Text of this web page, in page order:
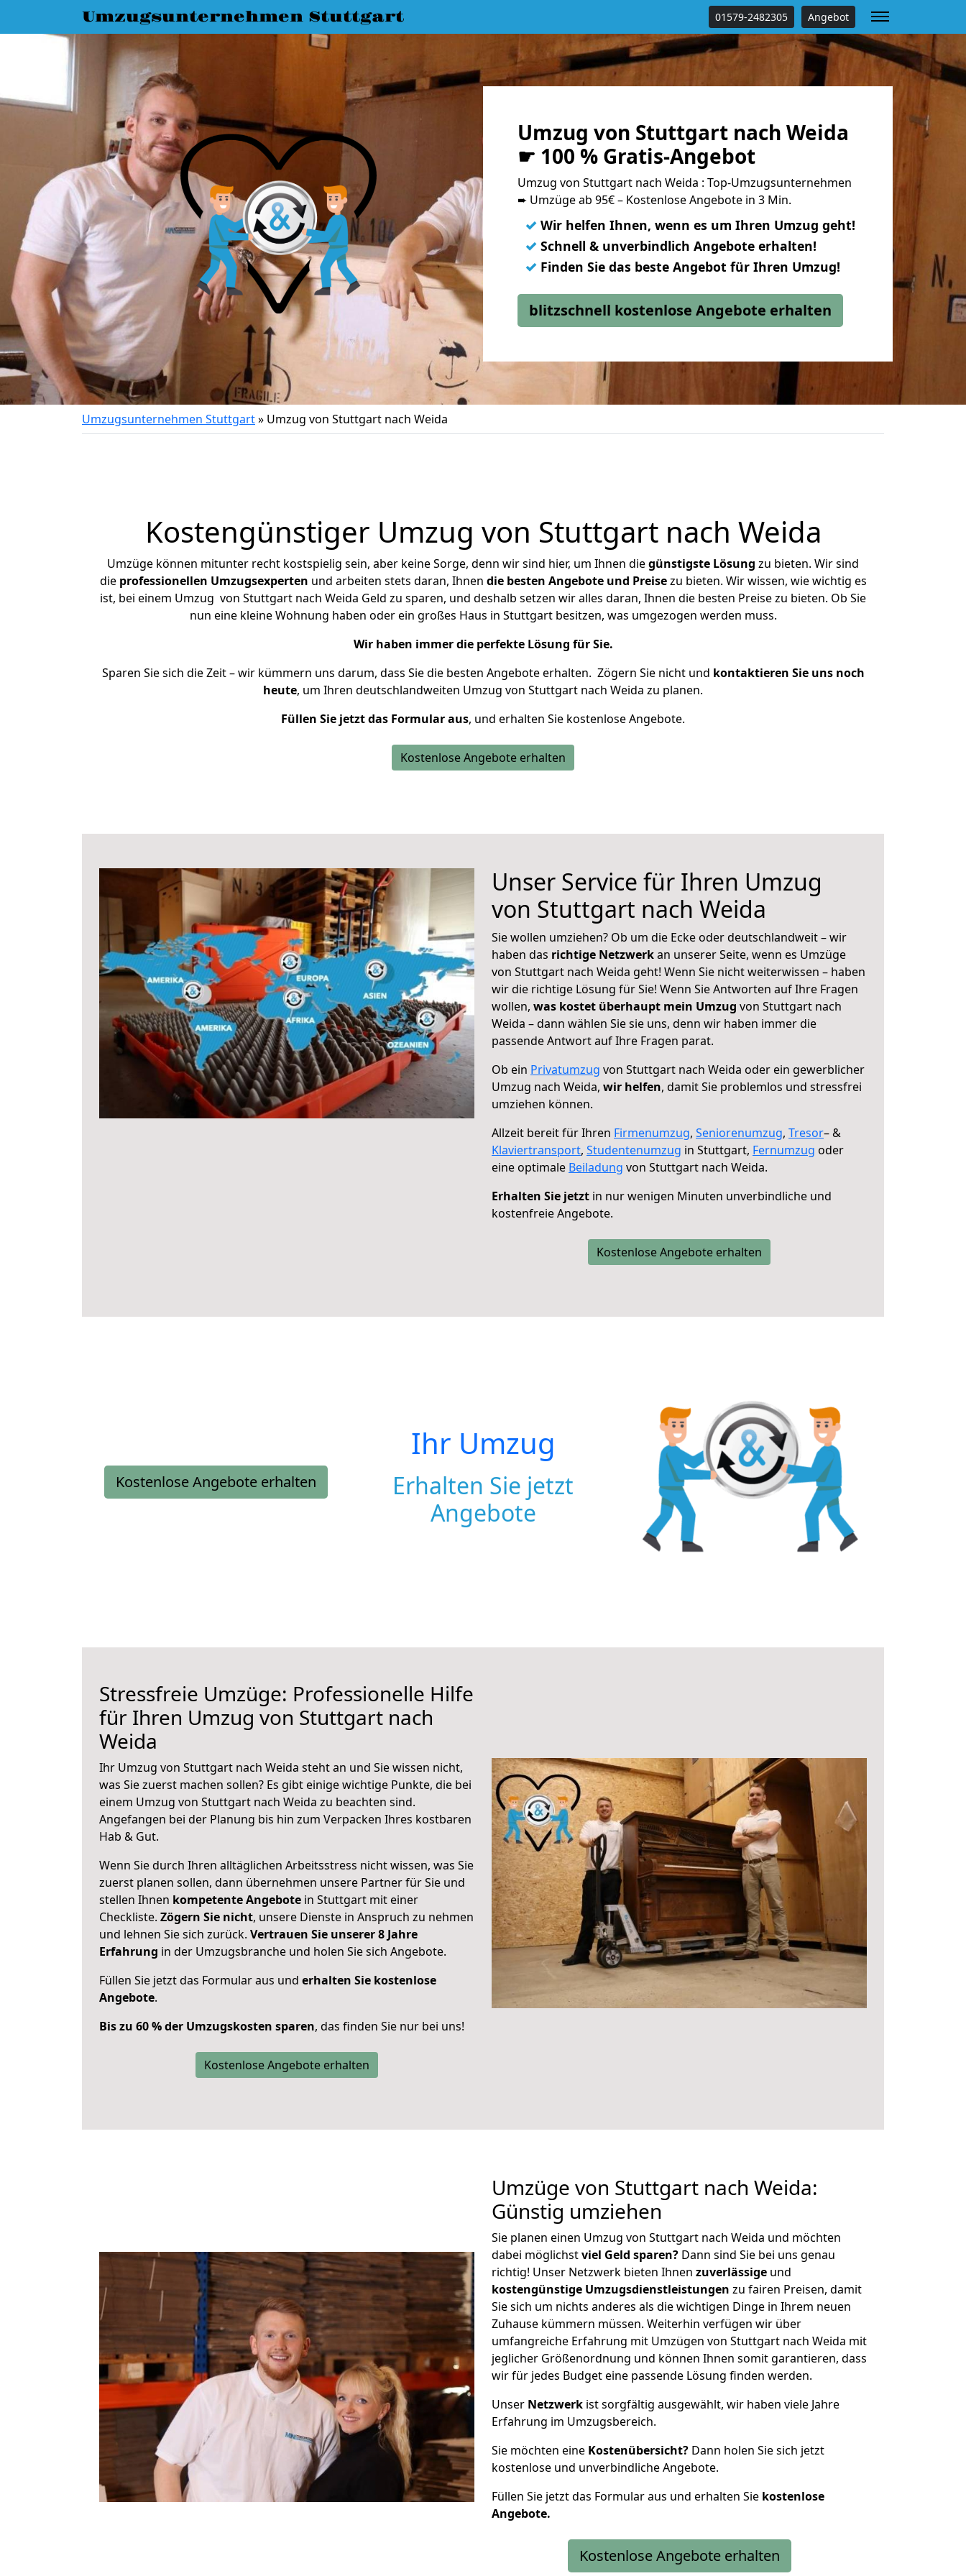
Umzugsunternehmen Stuttgart 01579-2482305 Angebot
Umzug von Stuttgart nach Weida
☛ 100 % Gratis-Angebot
Umzug von Stuttgart nach Weida : Top-Umzugsunternehmen
➨ Umzüge ab 95€ – Kostenlose Angebote in 3 Min.
✓ Wir helfen Ihnen, wenn es um Ihren Umzug geht!
✓ Schnell & unverbindlich Angebote erhalten!
✓ Finden Sie das beste Angebot für Ihren Umzug!
blitzschnell kostenlose Angebote erhalten
Umzugsunternehmen Stuttgart» Umzug von Stuttgart nach Weida
Kostengünstiger Umzug von Stuttgart nach Weida
Umzüge können mitunter recht kostspielig sein, aber keine Sorge, denn wir sind hier, um Ihnen diegünstigste Lösung zu bieten. Wir sind
die professionellen Umzugsexperten und arbeiten stets daran, Ihnen die besten Angebote und Preisezu bieten. Wir wissen, wie wichtig es
ist, bei einem Umzug von Stuttgart nach Weida Geld zu sparen, und deshalb setzen wir alles daran, Ihnen die besten Preise zu bieten. Ob Sie
nun eine kleine Wohnung haben oder ein großes Haus in Stuttgart besitzen, was umgezogen werden muss.
Wir haben immer die perfekte Lösung für Sie.
Sparen Sie sich die Zeit – wir kümmern uns darum, dass Sie die besten Angebote erhalten. Zögern Sie nicht und kontaktieren Sie uns noch
heute, um Ihren deutschlandweiten Umzug von Stuttgart nach Weida zu planen.
Füllen Sie jetzt das Formular aus, und erhalten Sie kostenlose Angebote.
Kostenlose Angebote erhalten
Unser Service für Ihren Umzug
von Stuttgart nach Weida
Sie wollen umziehen? Ob um die Ecke oder deutschlandweit – wir
haben das richtige Netzwerkan unserer Seite, wenn es Umzüge
von Stuttgart nach Weida geht! Wenn Sie nicht weiterwissen – haben
wir die richtige Lösung für Sie! Wenn Sie Antworten auf Ihre Fragen
wollen, was kostet überhaupt mein Umzug von Stuttgart nach
Weida – dann wählen Sie sie uns, denn wir haben immer die
passende Antwort auf Ihre Fragen parat.
Ob ein Privatumzug von Stuttgart nach Weida oder ein gewerblicher
Umzug nach Weida, wir helfen, damit Sie problemlos und stressfrei
umziehen können.
Allzeit bereit für Ihren Firmenumzug, Seniorenumzug, Tresor– &
Klaviertransport, Studentenumzug in Stuttgart, Fernumzug oder
eine optimale Beiladung von Stuttgart nach Weida.
Erhalten Sie jetzt in nur wenigen Minuten unverbindliche und
kostenfreie Angebote.
Kostenlose Angebote erhalten
Kostenlose Angebote erhalten
Ihr Umzug
Erhalten Sie jetzt
Angebote
Stressfreie Umzüge: Professionelle Hilfe
für Ihren Umzug von Stuttgart nach
Weida
Ihr Umzug von Stuttgart nach Weida steht an und Sie wissen nicht,
was Sie zuerst machen sollen? Es gibt einige wichtige Punkte, die bei
einem Umzug von Stuttgart nach Weida zu beachten sind.
Angefangen bei der Planung bis hin zum Verpacken Ihres kostbaren
Hab & Gut.
Wenn Sie durch Ihren alltäglichen Arbeitsstress nicht wissen, was Sie
zuerst planen sollen, dann übernehmen unsere Partner für Sie und
stellen Ihnen kompetente Angebote in Stuttgart mit einer
Checkliste. Zögern Sie nicht, unsere Dienste in Anspruch zu nehmen
und lehnen Sie sich zurück. Vertrauen Sie unserer 8 Jahre
Erfahrung in der Umzugsbranche und holen Sie sich Angebote.
Füllen Sie jetzt das Formular aus und erhalten Sie kostenlose
Angebote.
Bis zu 60 % der Umzugskosten sparen, das finden Sie nur bei uns!
Kostenlose Angebote erhalten
Umzüge von Stuttgart nach Weida:
Günstig umziehen
Sie planen einen Umzug von Stuttgart nach Weida und möchten
dabei möglichstviel Geld sparen? Dann sind Sie bei uns genau
richtig! Unser Netzwerk bieten Ihnen zuverlässige und
kostengünstige Umzugsdienstleistungen zu fairen Preisen, damit
Sie sich um nichts anderes als die wichtigen Dinge in Ihrem neuen
Zuhause kümmern müssen. Weiterhin verfügen wir über
umfangreiche Erfahrung mit Umzügen von Stuttgart nach Weida mit
jeglicher Größenordnung und können Ihnen somit garantieren, dass
wir für jedes Budget eine passende Lösung finden werden.
Unser Netzwerk ist sorgfältig ausgewählt, wir haben viele Jahre
Erfahrung im Umzugsbereich.
Sie möchten eine Kostenübersicht? Dann holen Sie sich jetzt
kostenlose und unverbindliche Angebote.
Füllen Sie jetzt das Formular aus und erhalten Sie kostenlose
Angebote.
Kostenlose Angebote erhalten